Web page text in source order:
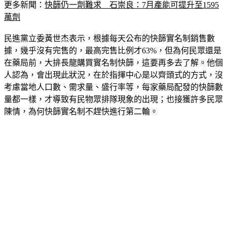
更多新聞： 快篩仍一劑難求　石崇良：7月產能可提升至1595
萬劑
民進黨立委黃世杰表示，根據每天公布的快篩實名制銷售數
據，幾乎沒有完售的，最高完售比例才63%，但為何民眾還是
在藥局前，大排長龍購買實名制快篩，這要再多去了解。他個
人認為，會出現此狀況，在於指揮中心是以齊頭式的方式，沒
考慮當地人口數、需求量、盛行率等，每家藥局配發的快篩數
量都一樣，才導致有民物眾排隊現象的出現；也接獲許多民眾
陳情，為何快篩實名制不趕快進行第二輪。